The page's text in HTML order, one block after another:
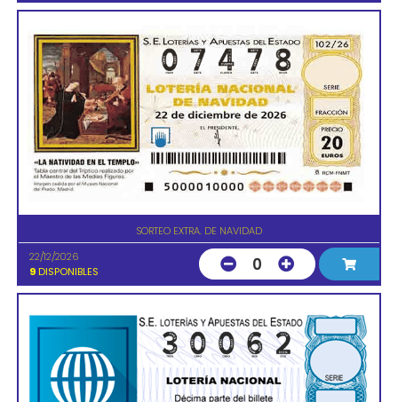
SORTEO EXTRA. DE NAVIDAD
22/12/2026
9 DISPONIBLES 0